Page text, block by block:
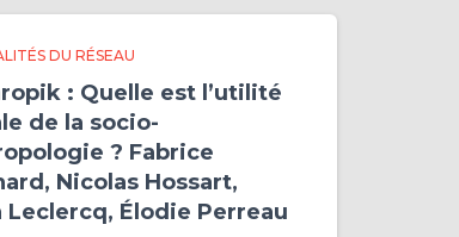
DU RÉSEAU
: Quelle est l’utilité
de la socio-
? Fabrice
Nicolas Hossart,
Leclercq, Élodie Perreau